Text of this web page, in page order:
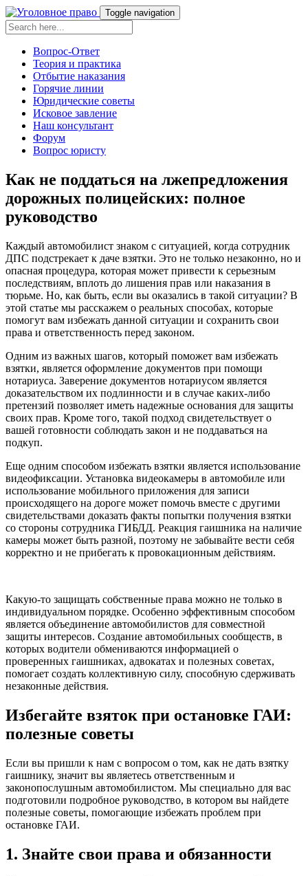
Toggle navigation
Вопрос-Ответ
Теория и практика
Отбытие наказания
Горячие линии
Юридические советы
Исковое завление
Наш консультант
Форум
Вопрос юристу
Как не поддаться на лжепредложения
дорожных полицейских: полное
руководство
Каждый автомобилист знаком с ситуацией, когда сотрудник
ДПС подстрекает к даче взятки. Это не только незаконно, но и
опасная процедура, которая может привести к серьезным
последствиям, вплоть до лишения прав или наказания в
тюрьме. Но, как быть, если вы оказались в такой ситуации? В
этой статье мы расскажем о реальных способах, которые
помогут вам избежать данной ситуации и сохранить свои
права и ответственность перед законом.
Одним из важных шагов, который поможет вам избежать
взятки, является оформление документов при помощи
нотариуса. Заверение документов нотариусом является
доказательством их подлинности и в случае каких-либо
претензий позволяет иметь надежные основания для защиты
своих прав. Кроме того, такой подход свидетельствует о
вашей готовности соблюдать закон и не поддаваться на
подкуп.
Еще одним способом избежать взятки является использование
видеофиксации. Установка видеокамеры в автомобиле или
использование мобильного приложения для записи
происходящего на дороге может помочь вместе с другими
свидетельствами доказать факты попытки получения взятки
со стороны сотрудника ГИБДД. Реакция гаишника на наличие
камеры может быть разной, поэтому не забывайте вести себя
корректно и не прибегать к провокационным действиям.
Какую-то защищать собственные права можно не только в
индивидуальном порядке. Особенно эффективным способом
является объединение автомобилистов для совместной
защиты интересов. Создание автомобильных сообществ, в
которых водители обмениваются информацией о
проверенных гаишниках, адвокатах и полезных советах,
помогает создать коллективную силу, способную сдерживать
незаконные действия.
Избегайте взяток при остановке ГАИ:
полезные советы
Если вы пришли к нам с вопросом о том, как не дать взятку
гаишнику, значит вы являетесь ответственным и
законопослушным автомобилистом. Мы специально для вас
подготовили подробное руководство, в котором вы найдете
полезные советы, помогающие избежать проблем при
остановке ГАИ.
1. Знайте свои права и обязанности